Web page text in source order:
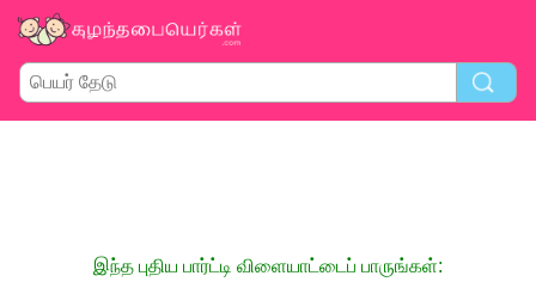
இந்த புதிய பார்ட்டி விளையாட்டைப் பாருங்கள்: